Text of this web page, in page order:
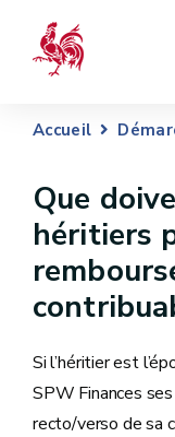
Accueil
Que
héritiers
Si l’héritier est
SPW Finances
recto/verso de sa